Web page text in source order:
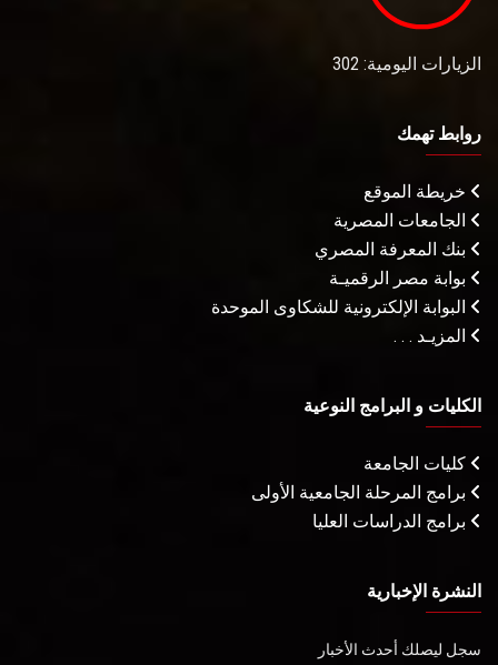
الزيارات اليومية: 302
روابط تهمك
خريطة الموقع
الجامعات المصرية
بنك المعرفة المصري
بوابة مصر الرقميـة
البوابة الإلكترونية للشكاوى الموحدة
المزيـد . . .
الكليات و البرامج النوعية
كليات الجامعة
برامج المرحلة الجامعية الأولى
برامج الدراسات العليا
النشرة الإخبارية
سجل ليصلك أحدث الأخبار